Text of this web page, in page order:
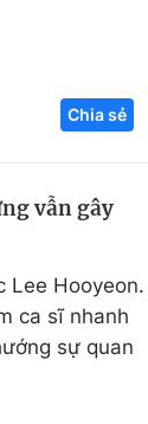
Hitech Công
Thị trường
Chia sẻ
vẫn gây
Lee Hooyeon.
ca sĩ nhanh
sự quan